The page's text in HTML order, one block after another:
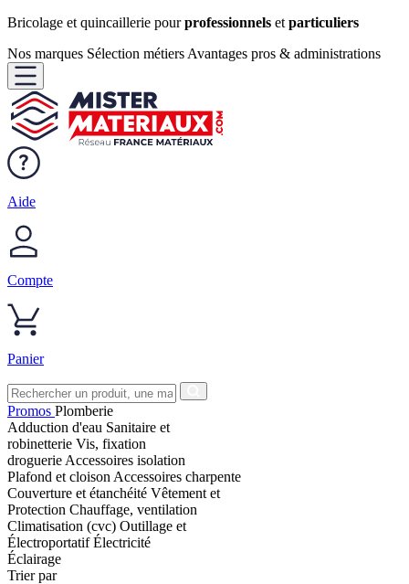
Bricolage et quincaillerie pourprofessionnels et particuliers
Nos marques Sélection métiers Avantages pros & administrations
Aide
Compte
Panier
Promos Plomberie
Adduction d'eau Sanitaire et
robinetterie Vis, fixation
droguerie Accessoires isolation
Plafond et cloison Accessoires charpente
Couverture et étanchéité Vêtement et
Protection Chauffage, ventilation
Climatisation (cvc) Outillage et
ÉlectroportatifÉlectricité
Éclairage
Trier par